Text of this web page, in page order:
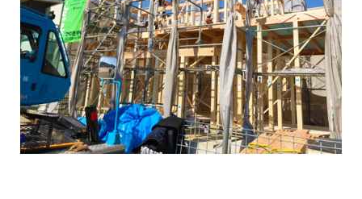
覧
よくある質問
施工事例
お客様の声
リフォーム・
リノベーション
建売・中古 物件情報
土地情報
土地無料査定
資料請求
スタッフブログ
ひのきちゃんねる
会社概要
スタッフ紹介
採用情報
お客様ご紹介制度